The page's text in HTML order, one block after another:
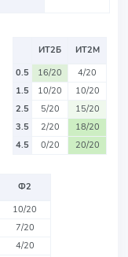
ИТ2Б
ИТ2М
0.5
16/20
4/20
1.5
10/20
10/20
2.5
5/20
15/20
3.5
2/20
18/20
4.5
0/20 20/20
Ф2
10/20
7/20
4/20